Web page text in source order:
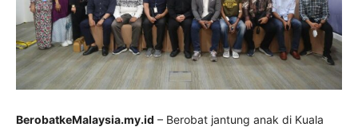
BerobatkeMalaysia.my.id – Berobat jantung anak di Kuala